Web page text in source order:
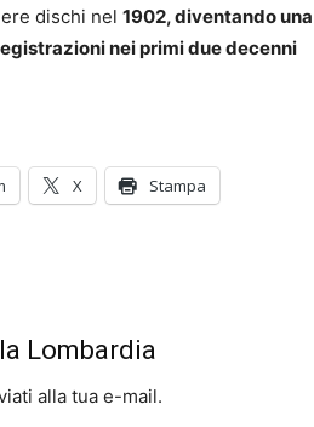
dischi nel 1902, diventando una
nei primi due decenni
X Stampa
Lombardia
alla tua e-mail.